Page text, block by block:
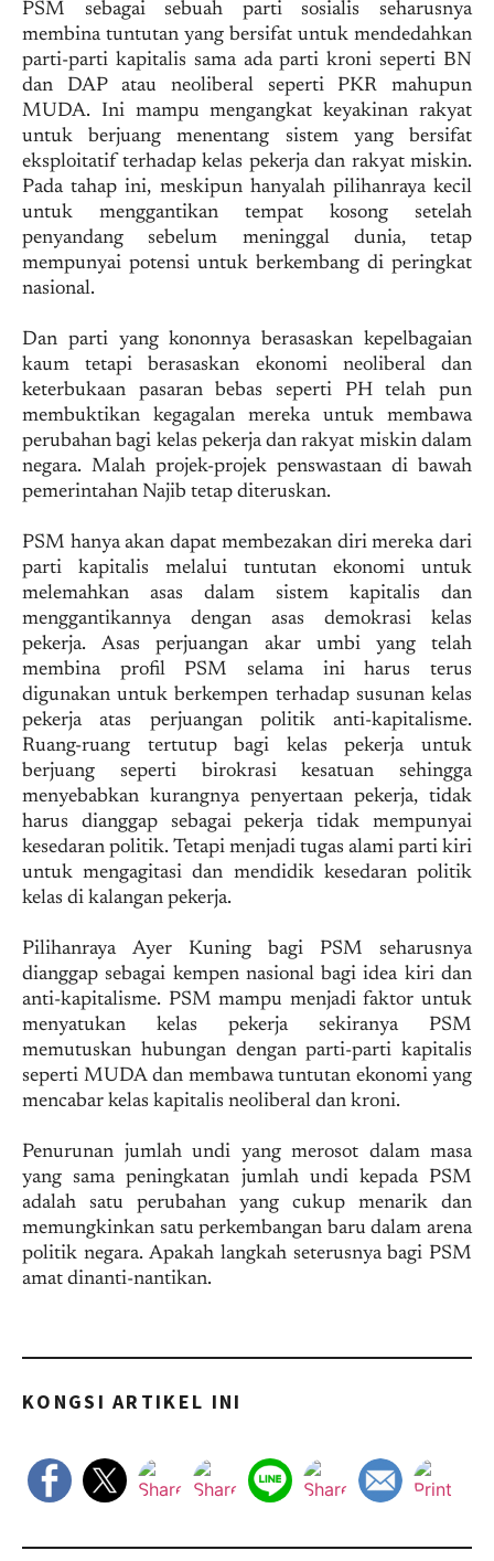
PSM sebagai sebuah parti sosialis seharusnya
membina tuntutan yang bersifat untuk mendedahkan
parti-parti kapitalis sama ada parti kroni seperti BN
dan DAP atau neoliberal seperti PKR mahupun
MUDA. Ini mampu mengangkat keyakinan rakyat
untuk berjuang menentang sistem yang bersifat
eksploitatif terhadap kelas pekerja dan rakyat miskin.
Pada tahap ini, meskipun hanyalah pilihanraya kecil
untuk menggantikan tempat kosong setelah
penyandang sebelum meninggal dunia, tetap
mempunyai potensi untuk berkembang di peringkat
nasional.
Dan parti yang kononnya berasaskan kepelbagaian
kaum tetapi berasaskan ekonomi neoliberal dan
keterbukaan pasaran bebas seperti PH telah pun
membuktikan kegagalan mereka untuk membawa
perubahan bagi kelas pekerja dan rakyat miskin dalam
negara. Malah projek-projek penswastaan di bawah
pemerintahan Najib tetap diteruskan.
PSM hanya akan dapat membezakan diri mereka dari
parti kapitalis melalui tuntutan ekonomi untuk
melemahkan asas dalam sistem kapitalis dan
menggantikannya dengan asas demokrasi kelas
pekerja. Asas perjuangan akar umbi yang telah
membina profil PSM selama ini harus terus
digunakan untuk berkempen terhadap susunan kelas
pekerja atas perjuangan politik anti-kapitalisme.
Ruang-ruang tertutup bagi kelas pekerja untuk
berjuang seperti birokrasi kesatuan sehingga
menyebabkan kurangnya penyertaan pekerja, tidak
harus dianggap sebagai pekerja tidak mempunyai
kesedaran politik. Tetapi menjadi tugas alami parti kiri
untuk mengagitasi dan mendidik kesedaran politik
kelas di kalangan pekerja.
Pilihanraya Ayer Kuning bagi PSM seharusnya
dianggap sebagai kempen nasional bagi idea kiri dan
anti-kapitalisme. PSM mampu menjadi faktor untuk
menyatukan kelas pekerja sekiranya PSM
memutuskan hubungan dengan parti-parti kapitalis
seperti MUDA dan membawa tuntutan ekonomi yang
mencabar kelas kapitalis neoliberal dan kroni.
Penurunan jumlah undi yang merosot dalam masa
yang sama peningkatan jumlah undi kepada PSM
adalah satu perubahan yang cukup menarik dan
memungkinkan satu perkembangan baru dalam arena
politik negara. Apakah langkah seterusnya bagi PSM
amat dinanti-nantikan.
KONGSI ARTIKEL INI